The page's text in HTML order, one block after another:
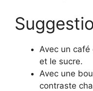
Avec un café
et le sucre.
Avec une
contraste